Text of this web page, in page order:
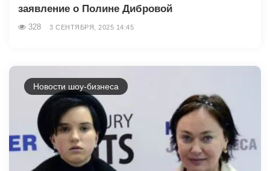
заявление о Полине Дибровой
328 3 СЕНТЯБРЯ, 2025 14:45
Новости шоу-бизнеса